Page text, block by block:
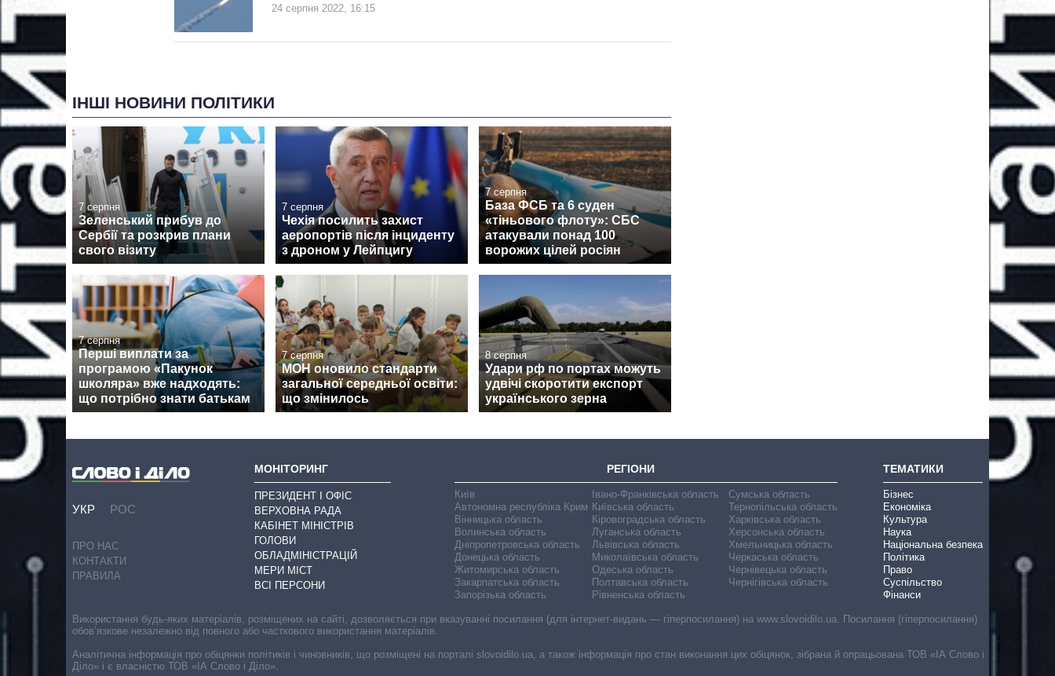
24 серпня 2022, 16:15
ІНШІ НОВИНИ ПОЛІТИКИ
7 серпня
Зеленський прибув до
Сербії та розкрив плани
свого візиту
7 серпня
Чехія посилить захист
аеропортів після інциденту
з дроном у Лейпцигу
7 серпня
База ФСБ та 6 суден
«тіньового флоту»: СБС
атакували понад 100
ворожих цілей росіян
7 серпня
Перші виплати за
програмою «Пакунок
школяра» вже надходять:
що потрібно знати батькам
7 серпня
МОН оновило стандарти
загальної середньої освіти:
що змінилось
8 серпня
Удари рф по портах можуть
удвічі скоротити експорт
українського зерна
УКР РОС
ПРО НАС
КОНТАКТИ
ПРАВИЛА
МОНІТОРИНГ
ПРЕЗИДЕНТ І ОФІС
ВЕРХОВНА РАДА
КАБІНЕТ МІНІСТРІВ
ГОЛОВИ
ОБЛАДМІНІСТРАЦІЙ
МЕРИ МІСТ
ВСІ ПЕРСОНИ
РЕГІОНИ
Київ
Автономна республіка Крим
Вінницька область
Волинська область
Дніпропетровська область
Донецька область
Житомирська область
Закарпатська область
Запорізька область
Івано-Франківська область
Київська область
Кіровоградська область
Луганська область
Львівська область
Миколаївська область
Одеська область
Полтавська область
Рівненська область
Сумська область
Тернопільська область
Харківська область
Херсонська область
Хмельницька область
Черкаська область
Чернівецька область
Чернігівська область
ТЕМАТИКИ
Бізнес
Економіка
Культура
Наука
Національна безпека
Політика
Право
Суспільство
Фінанси
Використання будь-яких матеріалів, розміщених на сайті, дозволяється при вказуванні посилання (для інтернет-видань — гіперпосилання) на www.slovoidilo.ua. Посилання (гіперпосилання)
обов’язкове незалежно від повного або часткового використання матеріалів.
Аналітична інформація про обіцянки політиків і чиновників, що розміщені на порталі slovoidilo.ua, а також інформація про стан виконання цих обіцянок, зібрана й опрацьована ТОВ «ІА Слово і
Діло» і є власністю ТОВ «ІА Слово і Діло».